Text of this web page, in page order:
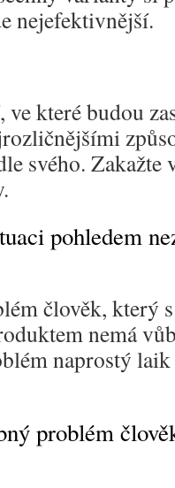
nejefektivnější.
které budou
svého.
pohledem
člověk, který
nemá
naprostý
problém